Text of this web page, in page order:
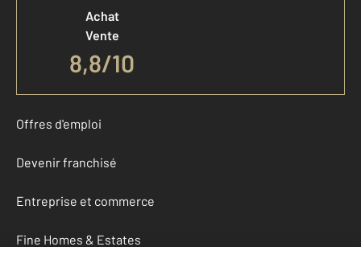
Achat
Vente
8,8/10
Offres d'emploi
Devenir franchisé
Entreprise et commerce
Fine Homes & Estates